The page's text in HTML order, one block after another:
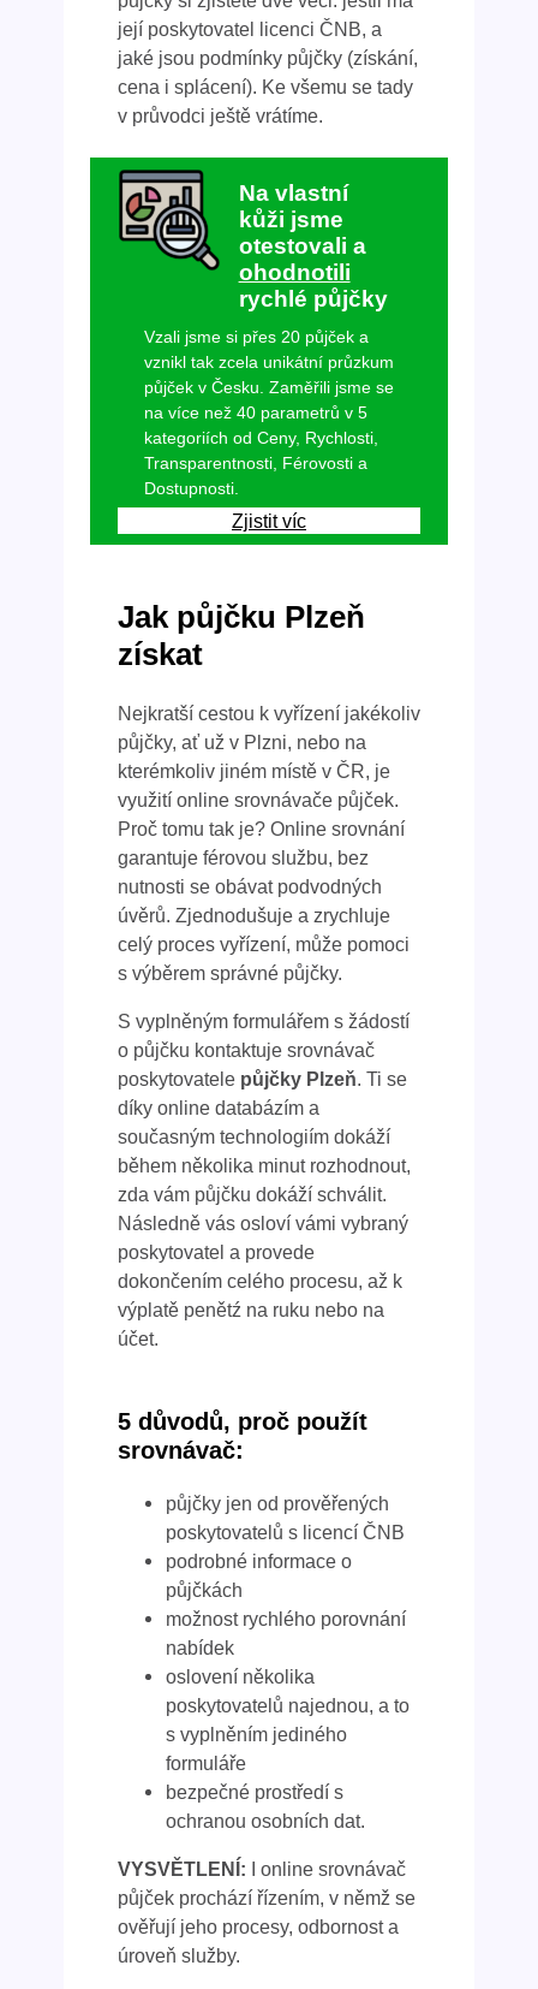
její poskytovatel licenci ČNB, a
jaké jsou podmínky půjčky (získání,
cena i splácení). Ke všemu se tady
v průvodci ještě vrátíme.
Na vlastní
kůži jsme
otestovali a
ohodnotili
rychlé půjčky
Vzali jsme si přes 20 půjček a
vznikl tak zcela unikátní průzkum
půjček v Česku. Zaměřili jsme se
na více než 40 parametrů v 5
kategoriích od Ceny, Rychlosti,
Transparentnosti, Férovosti a
Dostupnosti.
Zjistit víc
Jak půjčku Plzeň
získat
Nejkratší cestou k vyřízení jakékoliv
půjčky, ať už v Plzni, nebo na
kterémkoliv jiném místě v ČR, je
využití online srovnávače půjček.
Proč tomu tak je? Online srovnání
garantuje férovou službu, bez
nutnosti se obávat podvodných
úvěrů. Zjednodušuje a zrychluje
celý proces vyřízení, může pomoci
s výběrem správné půjčky.
S vyplněným formulářem s žádostí
o půjčku kontaktuje srovnávač
poskytovatele půjčky Plzeň. Ti se
díky online databázím a
současným technologiím dokáží
během několika minut rozhodnout,
zda vám půjčku dokáží schválit.
Následně vás osloví vámi vybraný
poskytovatel a provede
dokončením celého procesu, až k
výplatě penětź na ruku nebo na
účet.
5 důvodů, proč použít
srovnávač:
půjčky jen od prověřených
poskytovatelů s licencí ČNB
podrobné informace o
půjčkách
možnost rychlého porovnání
nabídek
oslovení několika
poskytovatelů najednou, a to
s vyplněním jediného
formuláře
bezpečné prostředí s
ochranou osobních dat.
VYSVĚTLENÍ:
I online srovnávač
půjček prochází řízením, v němž se
ověřují jeho procesy, odbornost a
úroveň služby.